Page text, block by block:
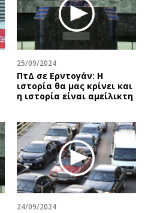
25/09/2024
ΠτΔ σε Ερντογάν: Η
ιστορία θα μας κρίνει και
η ιστορία είναι αμείλικτη
24/09/2024